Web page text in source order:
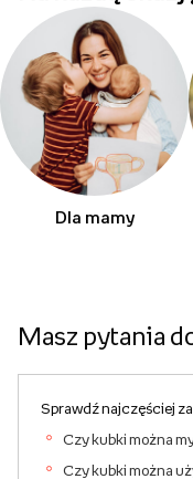
Dla mamy
Masz pytania
Sprawdź najczęściej
Czy kubki można
Czy kubki można